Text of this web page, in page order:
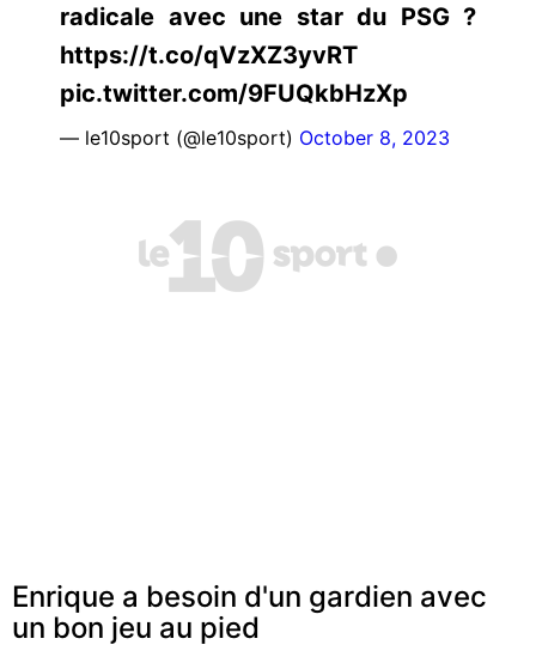
radicale avec une star du PSG ?
https://t.co/qVzXZ3yvRT
pic.twitter.com/9FUQkbHzXp
— le10sport (@le10sport) October 8, 2023
Enrique a besoin d'un gardien avec
un bon jeu au pied